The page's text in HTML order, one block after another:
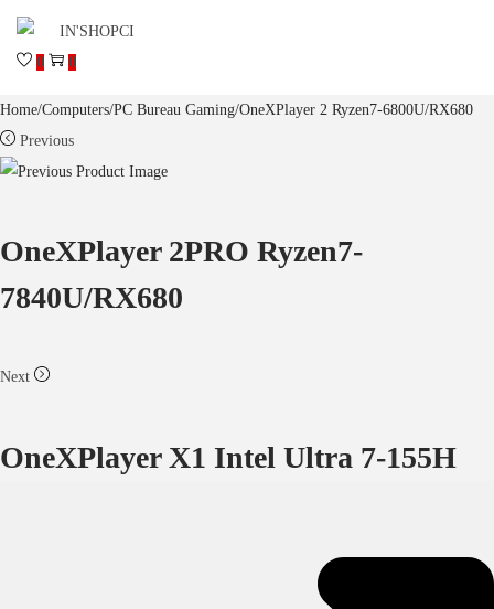
0 0
Home/Computers/PC Bureau Gaming/OneXPlayer 2 Ryzen7-6800U/RX680
Previous
OneXPlayer 2PRO Ryzen7-
7840U/RX680
Next
OneXPlayer X1 Intel Ultra 7-155H